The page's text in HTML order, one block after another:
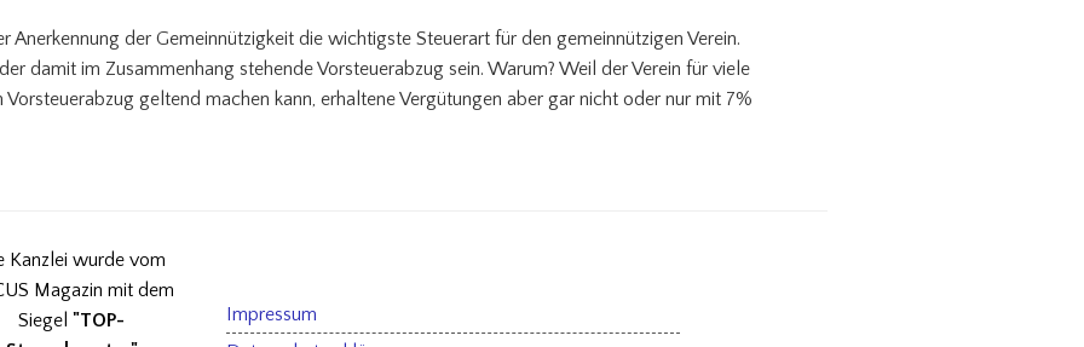
Anerkennung der Gemeinnützigkeit die wichtigste Steuerart für den gemeinnützigen Verein.
damit im Zusammenhang stehende Vorsteuerabzug sein. Warum? Weil der Verein für viele
geltend machen kann, erhaltene Vergütungen aber gar nicht oder nur mit 7%
Kanzlei wurde vom
Magazin mit dem
Siegel"TOP-
Impressum